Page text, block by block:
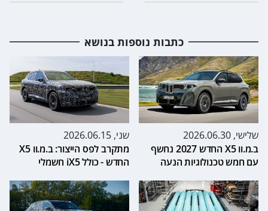
כתבות נוספות בנושא
שלישי, 2026.06.30
ב.מ.וו X5 החדש 2027 נחשף
עם חמש טכנולוגיות הנעה
שני, 2026.06.15
מתקרב לפס הייצור: ב.מ.וו X5
החדש - כולל iX5 חשמלי